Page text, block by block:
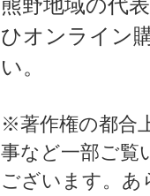
ひオンライン
い。
※著作権の都合
事など一部ご覧
ございます。あ